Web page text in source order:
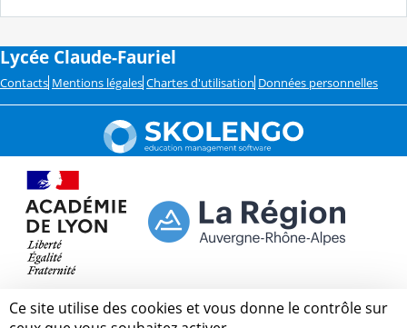
Lycée Claude-Fauriel
Contacts Mentions légales Chartes d'utilisation Données personnelles
Ce site utilise des cookies et vous donne le contrôle sur